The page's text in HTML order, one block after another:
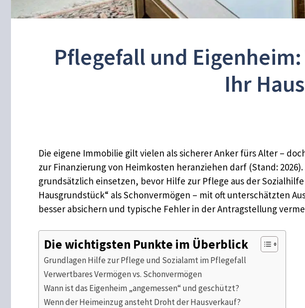
Pflegefall und
Ihr
Die eigene Immobilie gilt vielen als sicherer Anker fürs Alter –
zur Finanzierung von Heimkosten heranziehen darf (Stand:
grundsätzlich einsetzen, bevor Hilfe zur Pflege aus der
Hausgrundstück“ als Schonvermögen – mit oft unterschätzten
besser absichern und typische Fehler in der Antragstellung
Die wichtigsten Punkte im Überblick
Grundlagen Hilfe zur Pflege und Sozialamt im Pflegefall
Verwertbares Vermögen vs. Schonvermögen
Wann ist das Eigenheim „angemessen“ und geschützt?
Wenn der Heimeinzug ansteht Droht der Hausverkauf?